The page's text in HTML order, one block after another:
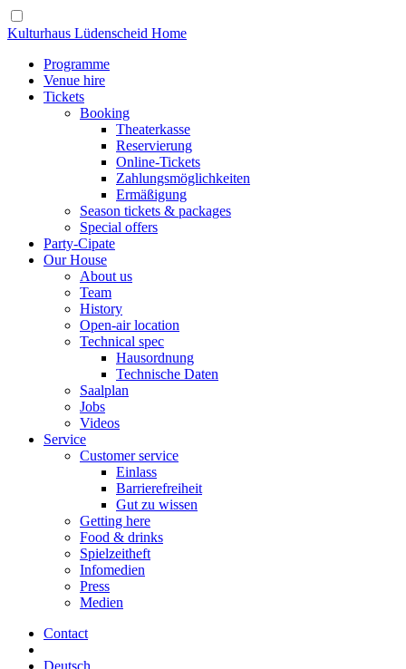
Kulturhaus Lüdenscheid Home
Programme
Venue hire
Tickets
Booking
Theaterkasse
Reservierung
Online-Tickets
Zahlungsmöglichkeiten
Ermäßigung
Season tickets & packages
Special offers
Party-Cipate
Our House
About us
Team
History
Open-air location
Technical spec
Hausordnung
Technische Daten
Saalplan
Jobs
Videos
Service
Customer service
Einlass
Barrierefreiheit
Gut zu wissen
Getting here
Food & drinks
Spielzeitheft
Infomedien
Press
Medien
Contact
Deutsch